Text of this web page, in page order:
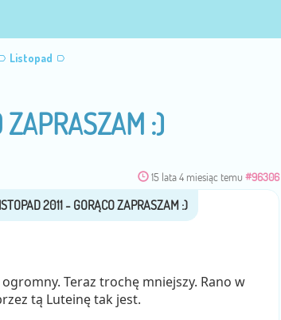
Listopad
ZAPRASZAM :)
15 lata 4 miesiąc temu #96306
Teraz trochę mniejszy. Rano w
tą Luteinę tak jest.